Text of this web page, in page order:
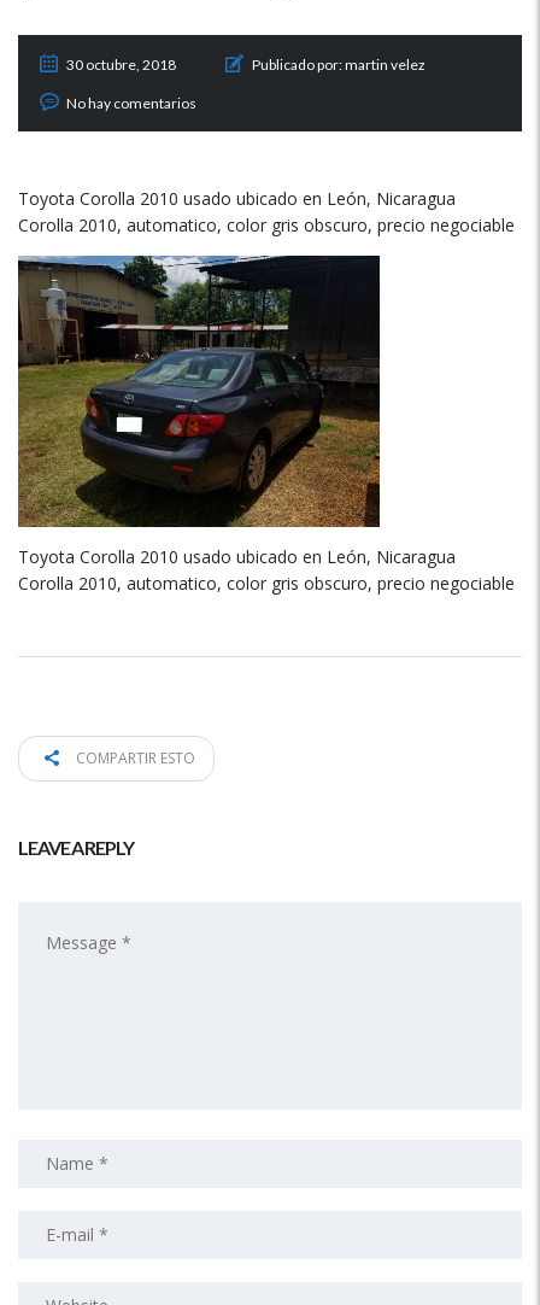
30 octubre, 2018 Publicado por:martin velez
No hay comentarios
Toyota Corolla 2010 usado ubicado en León, Nicaragua
Corolla 2010, automatico, color gris obscuro, precio negociable
Toyota Corolla 2010 usado ubicado en León, Nicaragua
Corolla 2010, automatico, color gris obscuro, precio negociable
COMPARTIR ESTO
LEAVE A REPLY